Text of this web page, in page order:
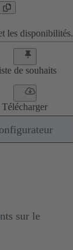
les disponibilités.
de souhaits
Télécharger
sur le